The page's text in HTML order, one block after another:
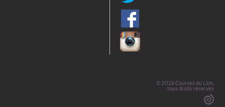
© 2026 Courses du Lion,
tous droits réservés